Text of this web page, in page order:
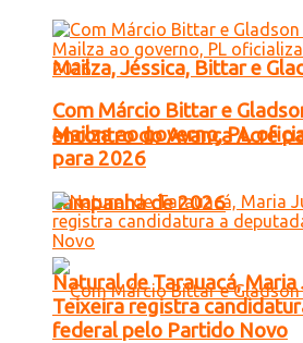
Mailza, Jéssica, Bittar e
encontro do Avança Acre
campanha de 2026
Com Márcio Bittar e
Mailza ao governo, PL
para 2026
Natural de Tarauacá, Maria
Teixeira registra
federal pelo Partido Novo